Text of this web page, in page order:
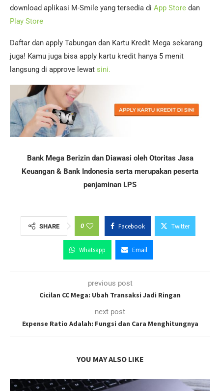
download aplikasi M-Smile yang tersedia di App Store dan
Play Store
Daftar dan apply Tabungan dan Kartu Kredit Mega sekarang
juga! Kamu juga bisa apply kartu kredit hanya 5 menit
langsung di approve lewat sini.
Bank Mega Berizin dan Diawasi oleh Otoritas Jasa
Keuangan & Bank Indonesia serta merupakan peserta
penjaminan LPS
SHARE 0 Facebook Twitter
Whatsapp Email
previous post
Cicilan CC Mega: Ubah Transaksi Jadi Ringan
next post
Expense Ratio Adalah: Fungsi dan Cara Menghitungnya
YOU MAY ALSO LIKE